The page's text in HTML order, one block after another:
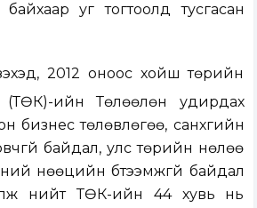
байхаар уг тогтоолд тусгасан
2012 оноос хойш төрийн
ийн Төлөөлөн удирдах
бизнес төлөвлөгөө, санхүүгийн
байдал, улс төрийн нөлөө
нөөцийн бүтээмжгүй байдал
нийт ТӨК-ийн 44 хувь нь